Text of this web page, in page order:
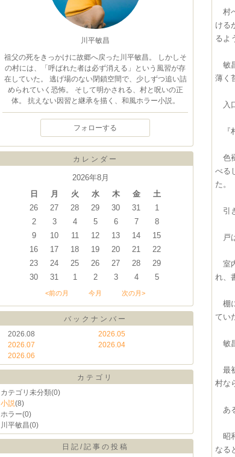
川平敏昌
祖父の死をきっかけに故郷へ戻った川平敏昌。 しかしそ
の村には、「呼ばれた者は必ず消える」という風習が存
在していた。 逃げ場のない閉鎖空間で、少しずつ追い詰
められていく恐怖。 そして明かされる、村と呪いの正
体。 抗えない因習と継承を描く、和風ホラー小説。
フォローする
カレンダー
2026年8月
日
月 火 水 木 金
土
26
27 28 29 30 31
1
2
3 4 5 6 7
8
9
10 11 12 13 14
15
16
17 18 19 20 21
22
23
24 25 26 27 28
29
30
31 1 2 3 4 5
<前の月 今月 次の月>
バックナンバー
2026.08
2026.07
2026.06
2026.05
2026.04
カテゴリ
カテゴリ未分類(0)
小説(8)
ホラー(0)
川平敏昌(0)
日記/記事の投稿
村
ける
るよ
敏
薄く
入
『
色
べる
た。
引
戸
室
れ、
棚
てい
敏
最
村な
あ
昭
なる